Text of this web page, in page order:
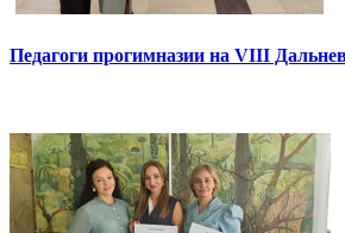
Педагоги прогимназии на VIII